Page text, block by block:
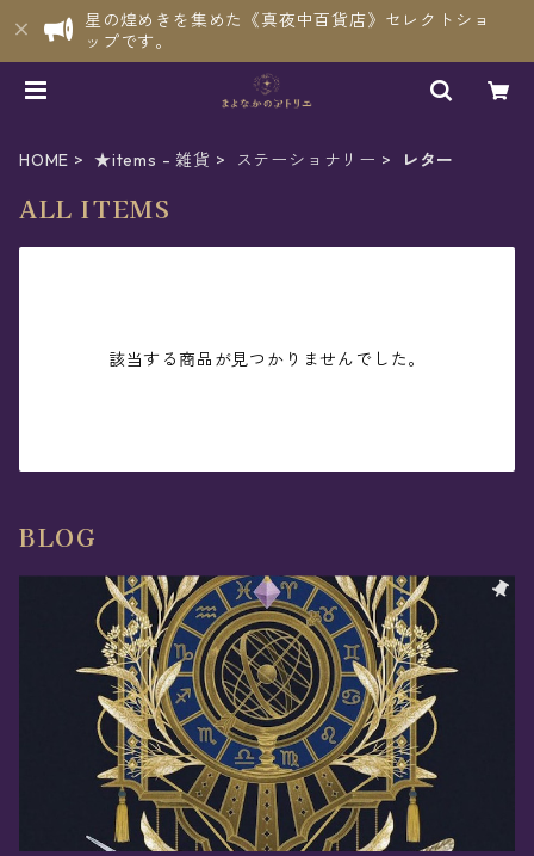
星の煌めきを集めた《真夜中百貨店》セレクトショ
ップです。
HOME ★items - 雑貨 ステーショナリー レター
ALL ITEMS
該当する商品が見つかりませんでした。
BLOG